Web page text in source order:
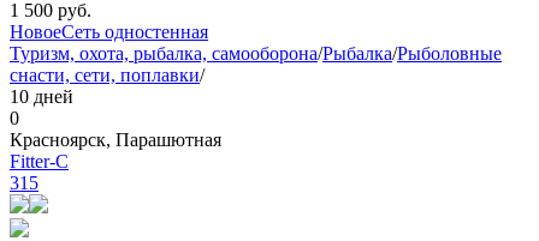
1 500 руб.
НовоеСеть одностенная
Туризм, охота, рыбалка, самооборона/Рыбалка/Рыболовные
снасти, сети, поплавки/
10 дней
0
Красноярск, Парашютная
Fitter-C
315